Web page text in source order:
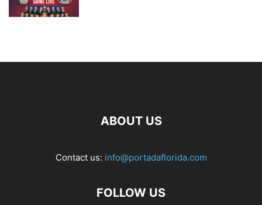
ABOUT US
Contact us: info@portadaflorida.com
FOLLOW US